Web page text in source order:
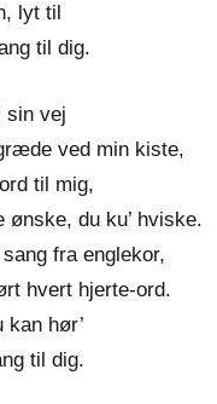
lyt til
til dig.
sin vej
ved min kiste,
til mig,
ønske, du ku’ hviske.
fra englekor,
hvert hjerte-ord.
kan hør’
til dig.